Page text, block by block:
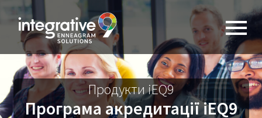
Продукти iEQ9
Програма акредитації iEQ9